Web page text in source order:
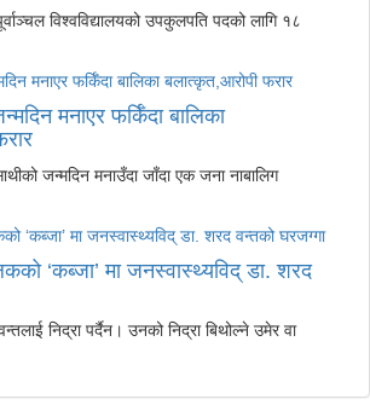
विश्वविद्यालयको उपकुलपति पदको लागि १८
मनाएर फर्किँदा बालिका
जन्मदिन मनाउँदा जाँदा एक जना नाबालिग
‘कब्जा’ मा जनस्वास्थ्यविद् डा. शरद
निद्रा पर्दैन। उनको निद्रा बिथोल्ने उमेर वा